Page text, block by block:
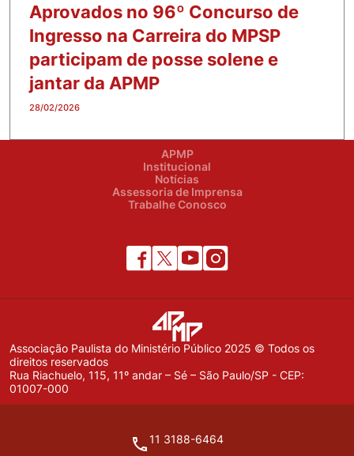
Aprovados no 96º Concurso de
Ingresso na Carreira do MPSP
participam de posse solene e
jantar da APMP
28/02/2026
APMP
Institucional
Notícias
Assessoria de Imprensa
Trabalhe Conosco
Associação Paulista do Ministério Público 2025 © Todos os
direitos reservados
Rua Riachuelo, 115, 11º andar – Sé – São Paulo/SP - CEP:
01007-000
11 3188-6464